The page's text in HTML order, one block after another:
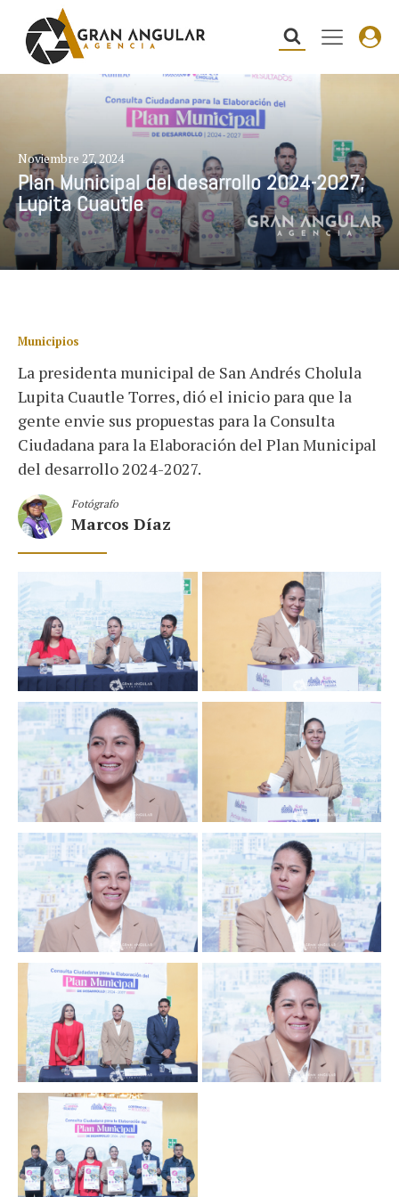
Noviembre 27, 2024
Plan Municipal del desarrollo 2024-2027;
Lupita Cuautle
Municipios
La presidenta municipal de San Andrés Cholula
Lupita Cuautle Torres, dió el inicio para que la
gente envie sus propuestas para la Consulta
Ciudadana para la Elaboración del Plan Municipal
del desarrollo 2024-2027.
Fotógrafo
Marcos Díaz